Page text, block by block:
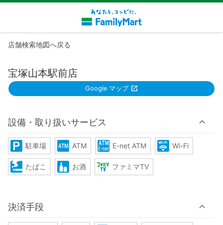
店舗検索地図へ戻る
宝塚山本駅前店
Google マップ
設備・取り扱いサービス
駐車場 ATM E-net ATM Wi-Fi
たばこ お酒 ファミマTV
決済手段